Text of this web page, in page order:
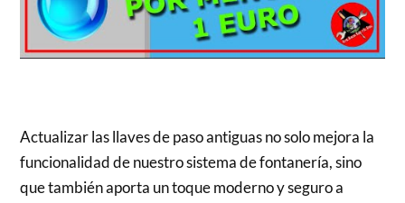
Actualizar las llaves de paso antiguas no solo mejora la
funcionalidad de nuestro sistema de fontanería, sino
que también aporta un toque moderno y seguro a